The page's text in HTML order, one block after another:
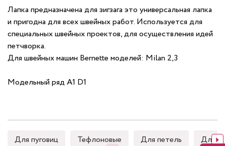
Лапка предназначена для зигзага это универсальная лапка
и пригодна для всех швейных работ. Используется для
специальных швейных проектов, для осуществления идей
петчворка.
Для швейных машин Bernette моделей: Milan 2,3
Модельный ряд A1 D1
Для пуговиц Тефлоновые Для петель Для